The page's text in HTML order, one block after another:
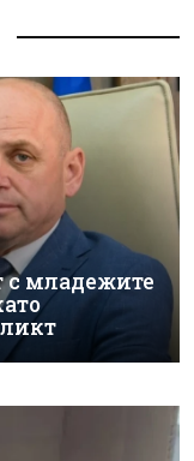
с младежите